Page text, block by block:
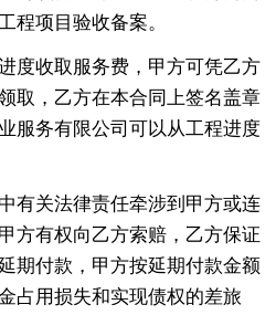
程项目验收备案。
度收取服务费，甲方可凭乙方
取，乙方在本合同上签名盖章
服务有限公司可以从工程进度
有关法律责任牵涉到甲方或连
方有权向乙方索赔，乙方保证
期付款，甲方按延期付款金额
占用损失和实现债权的差旅